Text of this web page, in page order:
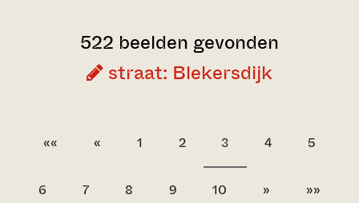
522 beelden gevonden
straat: Blekersdijk
«« « 1 2 3 4 5
6 7 8 9 10 » »»